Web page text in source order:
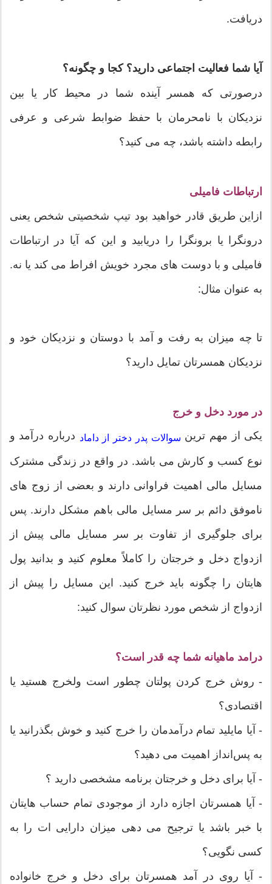
دریافت.
آیا شما فعالیت اجتماعی دارید؟ کجا و چگونه؟
درصورتی که همسر آينده شما در محیط کار یا بین
نزدیکان با نامحرمان با حفظ ضوابط شرعی و عرفی
رابطه داشته باشد، چه می کنید؟
ارتباطات فامیلی
ازاین طریق قادر خواهید بود تیپ شخصیتی شخص یعنی
درونگرا یا برونگرا را دریابید و این که آیا در ارتباطات
فامیلی و با دوست های مجرد خویش افراط می کند یا نه.
به عنوان مثال:
تا چه میزان به رفت و آمد با دوستان و نزدیکان خود و
نزدیکان همسرتان تمایل دارید؟
در مورد دخل و خرج
یکی از مهم ترین سوالات پدر دختر از داماد درباره درآمد و
نوع کسب و کارش می باشد. در واقع در زندگی مشترک
مسایل مالی اهمیت فراوانی دارند و بعضی از زوج های
ناموفق دائم بر سر مسایل مالی باهم مشکل دارند. پس
برای جلوگیری از تفاوت بر سر مسایل مالی پیش از
ازدواج دخل و خرجتان را کاملاً معلوم کنید و بدانید پول
هایتان را چگونه باید خرج کنید. این مسایل را پیش از
ازدواج از شخص مورد نظرتان سوال کنید:
درامد ماهیانه شما چه قدر است؟
- روش خرج کردن پولتان چطور است ولخرج هستید یا
اقتصادی؟
- آیا مایلید تمام درآمدمان را خرج کنید و خوش بگذرانید یا
به پس‌انداز اهمیت می دهید؟
- آیا برای دخل و خرجتان برنامه مشخصی دارید ؟
- آیا همسرتان اجازه دارد از موجودی تمام حساب هایتان
با خبر باشد یا ترجیح می دهی ميزان دارایی ات را به
کسی نگویی؟
- آیا روی در آمد همسرتان برای دخل و خرج خانواده